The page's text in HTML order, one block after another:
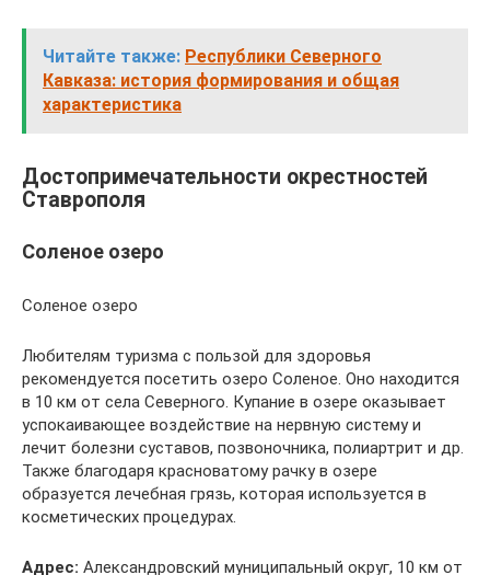
Читайте также: Республики Северного
Кавказа: история формирования и общая
характеристика
Достопримечательности окрестностей
Ставрополя
Соленое озеро
Соленое озеро
Любителям туризма с пользой для здоровья
рекомендуется посетить озеро Соленое. Оно находится
в 10 км от села Северного. Купание в озере оказывает
успокаивающее воздействие на нервную систему и
лечит болезни суставов, позвоночника, полиартрит и др.
Также благодаря красноватому рачку в озере
образуется лечебная грязь, которая используется в
косметических процедурах.
Адрес: Александровский муниципальный округ, 10 км от